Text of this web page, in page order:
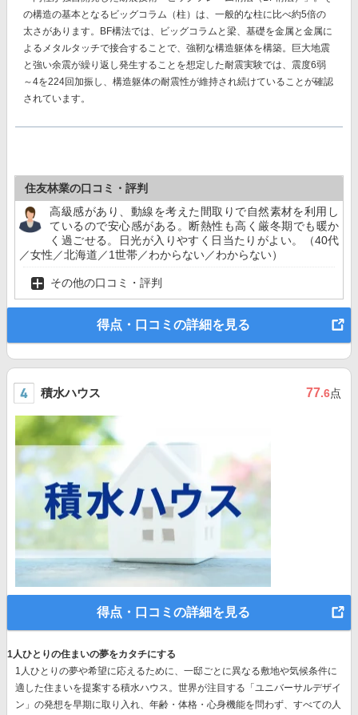
の構造の基本となるビッグコラム（柱）は、一般的な柱に比べ約5倍の
太さがあります。BF構法では、ビッグコラムと梁、基礎を金属と金属に
よるメタルタッチで接合することで、強靭な構造躯体を構築。巨大地震
と強い余震が繰り返し発生することを想定した耐震実験では、 震度6弱
～4を224回加振し、構造躯体の耐震性が維持され続けていることが確認
されています。
住友林業の口コミ・評判
高級感があり、動線を考えた間取りで自然素材を利用し
ているので安心感がある。断熱性も高く厳冬期でも暖か
く過ごせる。日光が入りやすく日当たりがよい。（40代
／女性／北海道／1世帯／わからない／わからない）
その他の口コミ・評判
得点・口コミの詳細を見る
積水ハウス 77.6点
得点・口コミの詳細を見る
1人ひとりの住まいの夢をカタチにする
1人ひとりの夢や希望に応えるために、一邸ごとに異なる敷地や気候条件に
適した住まいを提案する積水ハウス。世界が注目する 「ユニバーサルデザイ
ン」の発想を早期に取り入れ、年齢・体格・心身機能を問わず、すべての人